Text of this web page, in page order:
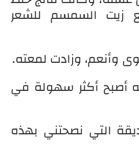
زيت السمسم للشعر
وأنعم، وزادت لمعته.
أصبح أكثر سهولة في
التي نصحتني بهذه